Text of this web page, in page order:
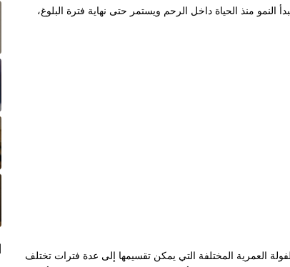
منذ الحياة داخل الرحم ويستمر حتى نهاية فترة البلوغ،
العمرية المختلفة التي يمكن تقسيمها إلى عدة فترات تختلف